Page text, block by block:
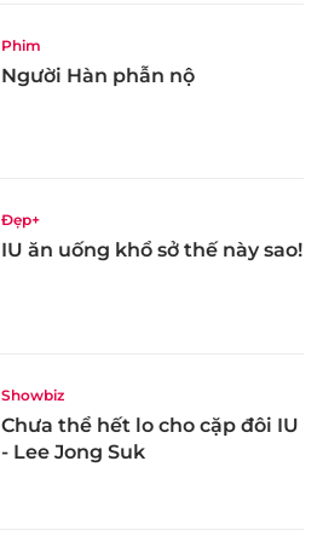
Phim
Người Hàn phẫn nộ
Đẹp+
IU ăn uống khổ sở thế này sao!
Showbiz
Chưa thể hết lo cho cặp đôi IU
- Lee Jong Suk